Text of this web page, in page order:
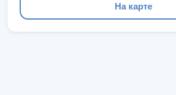
На карте